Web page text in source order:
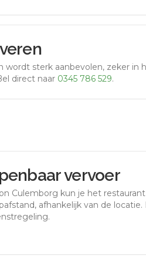
wordt sterk aanbevolen, zeker in
direct naar 0345 786 529.
vervoer
Culemborg kun je het
afhankelijk van de locatie.